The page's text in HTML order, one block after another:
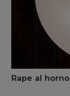
Rape al horno